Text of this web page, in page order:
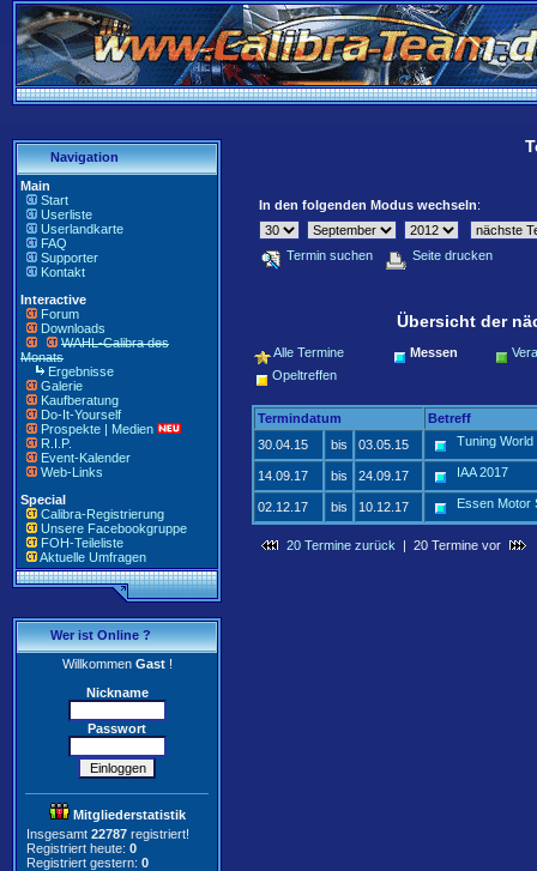
Navigation
Main
Start
Userliste
Userlandkarte
FAQ
Supporter
Kontakt
Interactive
Forum
Downloads
WAHL-Calibra des
Monats
Ergebnisse
Galerie
Kaufberatung
Do-It-Yourself
Prospekte | Medien
R.I.P.
Event-Kalender
Web-Links
Special
Calibra-Registrierung
Unsere Facebookgruppe
FOH-Teileliste
Aktuelle Umfragen
Wer ist Online ?
WillkommenGast!
Nickname
Passwort
Mitgliederstatistik
Insgesamt 22787 registriert!
Registriert heute: 0
Registriert gestern: 0
In den folgenden Modus wechseln:
Termin suchen Seite drucken
Übersicht der
Alle Termine Messen
Opeltreffen
Termindatum
Betreff
30.04.15
bis 03.05.15 Tuning World
14.09.17 bis 24.09.17 IAA 2017
02.12.17 bis 10.12.17 Essen Motor
20 Termine zurück | 20 Termine vor